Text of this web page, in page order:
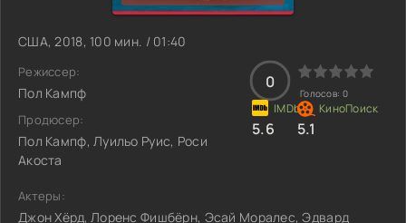
США, 2018, 100 мин. / 01:40
Режиссер:
Пол Кампф
Продюсер:
Пол Кампф, Луильо Руис, Роси
Акоста
0
Голосов: 0
5.6 5.1
Актеры:
Джон Хёрд, Лоренс Фишбёрн, Эсай Моралес, Эдвард